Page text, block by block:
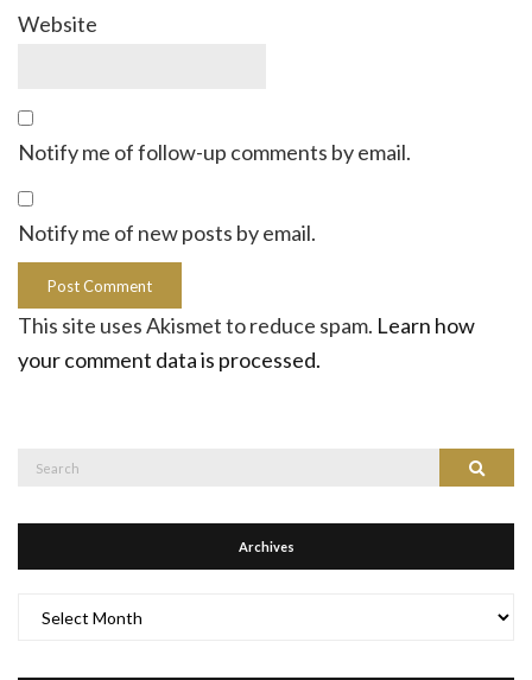
Website
Notify me of follow-up comments by email.
Notify me of new posts by email.
This site uses Akismet to reduce spam. Learn how
your comment data is processed.
Search
Search
Archives